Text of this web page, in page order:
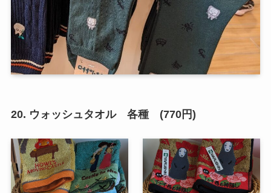
20. ウォッシュタオル 各種 (770円)